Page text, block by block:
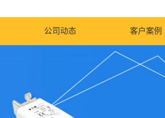
公司动态 客户案例